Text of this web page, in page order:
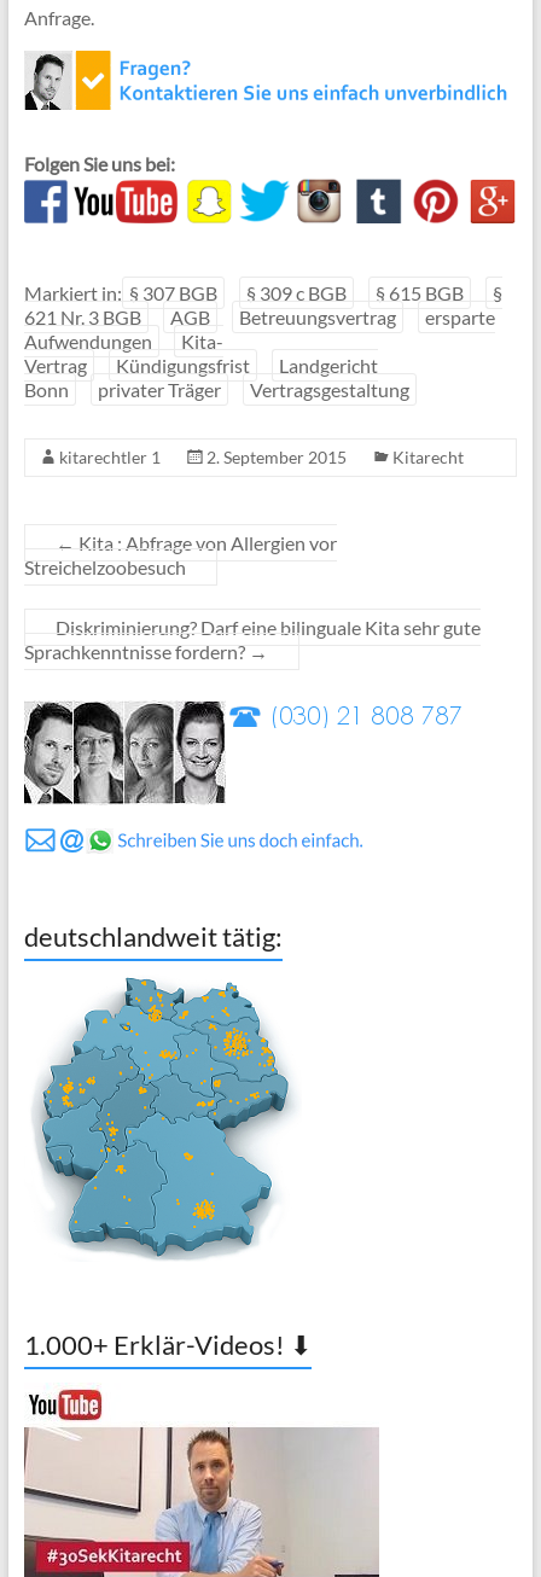
Anfrage.
Folgen Sie uns bei:
Markiert in: § 307 BGB § 309 c BGB § 615 BGB
§
621 Nr. 3 BGB
AGB Betreuungsvertrag
ersparte
Aufwendungen
Kita-
Vertrag
Kündigungsfrist
Landgericht
Bonn
privater Träger Vertragsgestaltung
kitarechtler 1 2. September 2015 Kitarecht
← Kita : Abfrage von Allergien vor
Streichelzoobesuch
Diskriminierung? Darf eine bilinguale Kita sehr gute
Sprachkenntnisse fordern? →
deutschlandweit tätig:
1.000+ Erklär-Videos! ⬇